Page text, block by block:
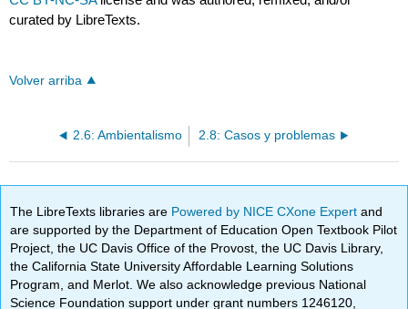
curated by LibreTexts.
Volver arriba
2.6: Ambientalismo 2.8: Casos y problemas
The LibreTexts libraries are Powered by NICE CXone Expertand
are supported by the Department of Education Open Textbook Pilot
Project, the UC Davis Office of the Provost, the UC Davis Library,
the California State University Affordable Learning Solutions
Program, and Merlot. We also acknowledge previous National
Science Foundation support under grant numbers 1246120,